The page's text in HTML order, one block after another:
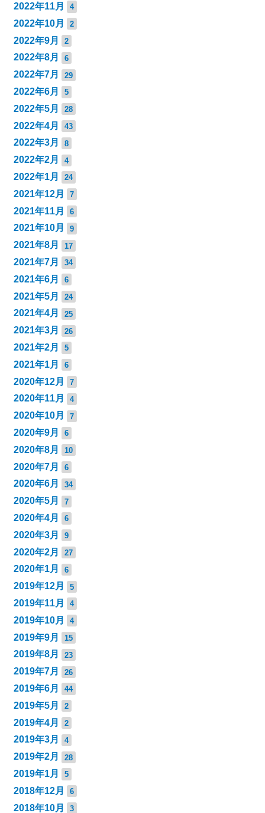
2022年11月 4
2022年10月 2
2022年9月 2
2022年8月 6
2022年7月 29
2022年6月 5
2022年5月 28
2022年4月 43
2022年3月 8
2022年2月 4
2022年1月 24
2021年12月 7
2021年11月 6
2021年10月 9
2021年8月 17
2021年7月 34
2021年6月 6
2021年5月 24
2021年4月 25
2021年3月 26
2021年2月 5
2021年1月 6
2020年12月 7
2020年11月 4
2020年10月 7
2020年9月 6
2020年8月 10
2020年7月 6
2020年6月 34
2020年5月 7
2020年4月 6
2020年3月 9
2020年2月 27
2020年1月 6
2019年12月 5
2019年11月 4
2019年10月 4
2019年9月 15
2019年8月 23
2019年7月 26
2019年6月 44
2019年5月 2
2019年4月 2
2019年3月 4
2019年2月 28
2019年1月 5
2018年12月 6
2018年10月 3